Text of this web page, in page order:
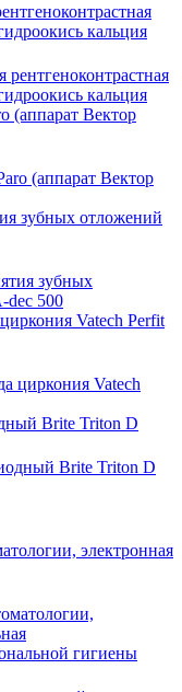
кальция
(аппарат Вектор
зубных отложений
Vatech Perfit
Brite Triton D
электронная
гигиены